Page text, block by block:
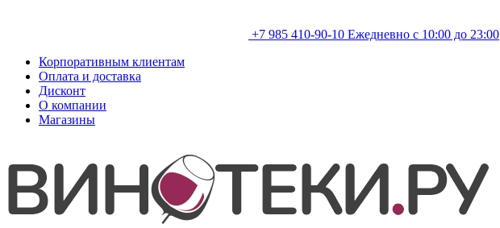
+7 985 410-90-10 Ежедневно с 10:00 до 23:00
Корпоративным клиентам
Оплата и доставка
Дисконт
О компании
Магазины